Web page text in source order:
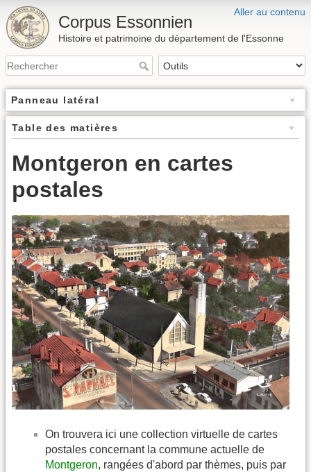
Aller au contenu
Corpus Essonnien
Histoire et patrimoine du département de l'Essonne
Panneau latéral
Table des matières
Montgeron en cartes
postales
On trouvera ici une collection virtuelle de cartes
postales concernant la commune actuelle de
Montgeron, rangées d'abord par thèmes, puis par